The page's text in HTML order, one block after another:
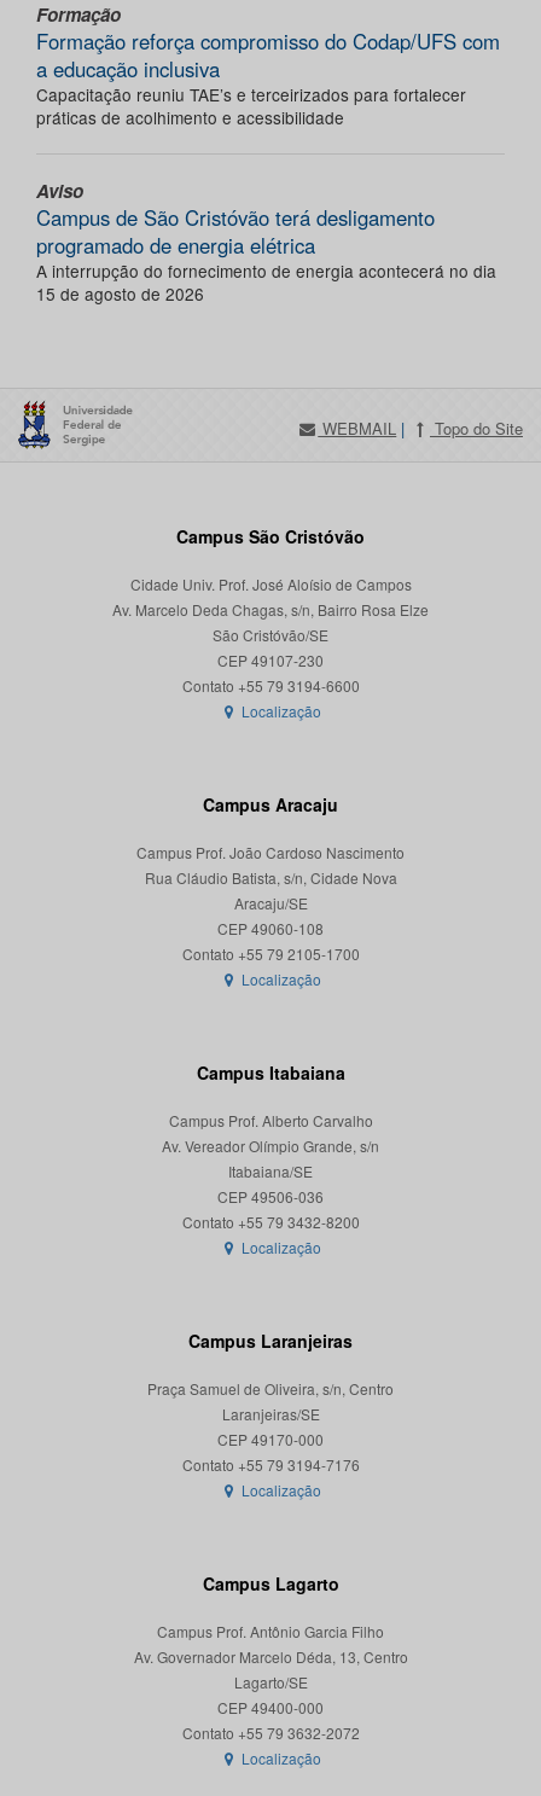
Formação
Formação reforça compromisso do Codap/UFS com
a educação inclusiva
Capacitação reuniu TAE’s e terceirizados para fortalecer
práticas de acolhimento e acessibilidade
Aviso
Campus de São Cristóvão terá desligamento
programado de energia elétrica
A interrupção do fornecimento de energia acontecerá no dia
15 de agosto de 2026
WEBMAIL | Topo do Site
Campus São Cristóvão
Cidade Univ. Prof. José Aloísio de Campos
Av. Marcelo Deda Chagas, s/n, Bairro Rosa Elze
São Cristóvão/SE
CEP 49107-230
Localização
Campus Aracaju
Campus Prof. João Cardoso Nascimento
Rua Cláudio Batista, s/n, Cidade Nova
Aracaju/SE
CEP 49060-108
Localização
Campus Itabaiana
Campus Prof. Alberto Carvalho
Av. Vereador Olímpio Grande, s/n
Itabaiana/SE
CEP 49506-036
Localização
Campus Laranjeiras
Praça Samuel de Oliveira, s/n, Centro
Laranjeiras/SE
CEP 49170-000
Localização
Campus Lagarto
Campus Prof. Antônio Garcia Filho
Av. Governador Marcelo Déda, 13, Centro
Lagarto/SE
CEP 49400-000
Localização